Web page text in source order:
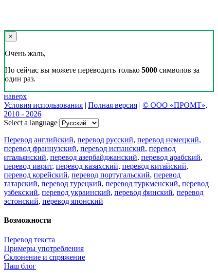
×
Очень жаль,
Но сейчас вы можете переводить только 5000 символов за
один раз.
наверх
Условия использования | Полная версия | © ООО «ПРОМТ»,
2010 - 2026
Select a language
Перевод английский, перевод русский, перевод немецкий,
перевод французский, перевод испанский, перевод
итальянский, перевод азербайджанский, перевод арабский,
перевод иврит, перевод казахский, перевод китайский,
перевод корейский, перевод португальский, перевод
татарский, перевод турецкий, перевод туркменский, перевод
узбекский, перевод украинский, перевод финский, перевод
эстонский, перевод японский
Возможности
Перевод текста
Примеры употребления
Склонение и спряжение
Наш блог